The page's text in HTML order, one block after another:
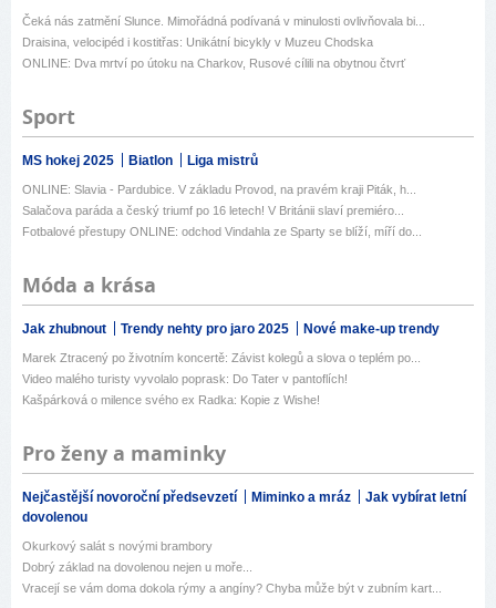
Čeká nás zatmění Slunce. Mimořádná podívaná v minulosti ovlivňovala bi...
Draisina, velocipéd i kostitřas: Unikátní bicykly v Muzeu Chodska
ONLINE: Dva mrtví po útoku na Charkov, Rusové cílili na obytnou čtvrť
Sport
MS hokej 2025 Biatlon Liga mistrů
ONLINE: Slavia - Pardubice. V základu Provod, na pravém kraji Piták, h...
Salačova paráda a český triumf po 16 letech! V Británii slaví premiéro...
Fotbalové přestupy ONLINE: odchod Vindahla ze Sparty se blíží, míří do...
Móda a krása
Jak zhubnout Trendy nehty pro jaro 2025 Nové make-up trendy
Marek Ztracený po životním koncertě: Závist kolegů a slova o teplém po...
Video malého turisty vyvolalo poprask: Do Tater v pantoflích!
Kašpárková o milence svého ex Radka: Kopie z Wishe!
Pro ženy a maminky
Nejčastější novoroční předsevzetí Miminko a mráz
Jak vybírat letní
dovolenou
Okurkový salát s novými brambory
Dobrý základ na dovolenou nejen u moře...
Vracejí se vám doma dokola rýmy a angíny? Chyba může být v zubním kart...